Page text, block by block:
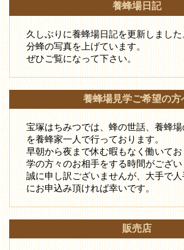
養蜂場日記
久しぶりに養蜂場日記を更新しました
分蜂の写真を上げています。
ぜひご覧になって下さい。
養蜂場見学ご希望の方
宝塚はちみつでは、蜂の世話、養蜂
を養蜂家一人で行っております。
早朝から夜まで休む暇もなく働いて
学の方々のお相手をする時間がござい
誠に申し訳ございませんが、大手で
にお申込み頂ければ幸いです。
販売店